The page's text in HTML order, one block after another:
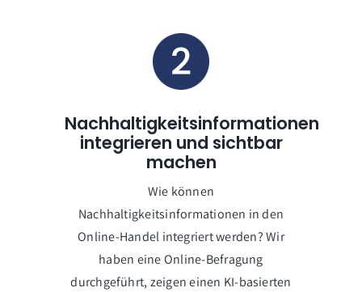
Nachhaltigkeitsinformationen
integrieren und sichtbar
machen
Wie können
Nachhaltigkeitsinformationen in den
Online-Handel integriert werden? Wir
haben eine Online-Befragung
durchgeführt, zeigen einen KI-basierten